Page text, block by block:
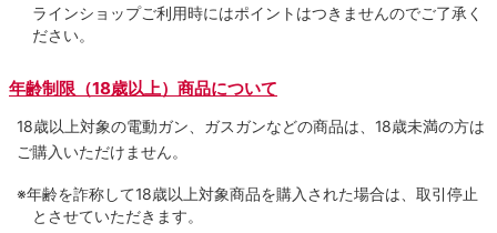
ラインショップご利用時にはポイントはつきませんのでご了承く
ださい。
年齢制限（18歳以上）商品について
18歳以上対象の電動ガン、ガスガンなどの商品は、18歳未満の方は
ご購入いただけません。
※年齢を詐称して18歳以上対象商品を購入された場合は、取引停止
とさせていただきます。